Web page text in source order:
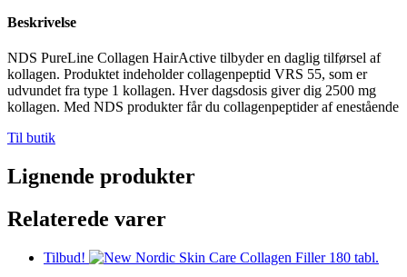
Beskrivelse
NDS PureLine Collagen HairActive tilbyder en daglig tilførsel af
kollagen. Produktet indeholder collagenpeptid VRS 55, som er
udvundet fra type 1 kollagen. Hver dagsdosis giver dig 2500 mg
kollagen. Med NDS produkter får du collagenpeptider af enestående
Til butik
Lignende produkter
Relaterede varer
Tilbud!